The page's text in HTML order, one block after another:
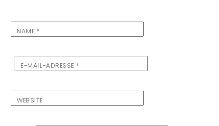
NAME *
E-MAIL-ADRESSE *
WEBSITE